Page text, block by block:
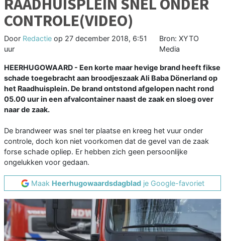
RAADHUISPLEIN SNEL ONDER
CONTROLE(VIDEO)
Door Redactie op 27 december 2018, 6:51
uur
Bron: XYTO
Media
HEERHUGOWAARD - Een korte maar hevige brand heeft fikse
schade toegebracht aan broodjeszaak Ali Baba Dönerland op
het Raadhuisplein. De brand ontstond afgelopen nacht rond
05.00 uur in een afvalcontainer naast de zaak en sloeg over
naar de zaak.
De brandweer was snel ter plaatse en kreeg het vuur onder
controle, doch kon niet voorkomen dat de gevel van de zaak
forse schade opliep. Er hebben zich geen persoonlijke
ongelukken voor gedaan.
Maak Heerhugowaardsdagbladje Google-favoriet